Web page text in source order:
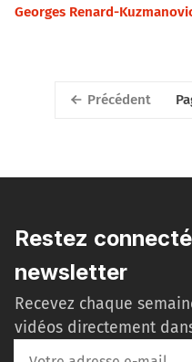
Georges Renard-
Précédent
Restez
newsletter
Recevez chaque
vidéos directement